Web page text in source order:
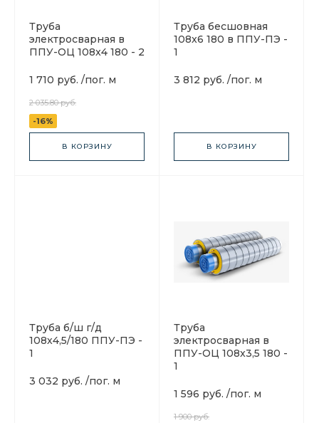
Труба
электросварная в
ППУ-ОЦ 108x4 180 - 2
1 710 руб. /пог. м
2 035.80 руб.
-16%
В КОРЗИНУ
Труба бесшовная
108x6 180 в ППУ-ПЭ -
1
3 812 руб. /пог. м
В КОРЗИНУ
Труба б/ш г/д
108х4,5/180 ППУ-ПЭ -
1
3 032 руб. /пог. м
Труба
электросварная в
ППУ-ОЦ 108x3,5 180 -
1
1 596 руб. /пог. м
1 900 руб.